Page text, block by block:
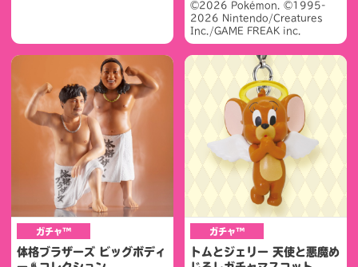
©2026 Pokémon. ©1995-
2026 Nintendo/Creatures
Inc./GAME FREAK inc.
ガチャ™
体格ブラザーズ ビッグボディ
ガチャ™
トムとジェリー 天使と悪魔め